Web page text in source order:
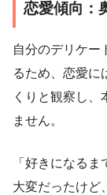
恋愛傾向：
自分のデリケー
るため、恋愛に
くりと観察し、
ません。
「好きになる
大変だったけど